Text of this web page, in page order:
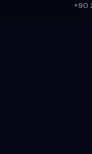
+90